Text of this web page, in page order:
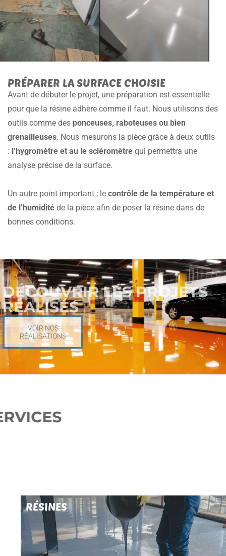
PRÉPARER LA SURFACE CHOISIE
Avant de débuter le projet, une préparation est essentielle
pour que la résine adhère comme il faut. Nous utilisons des
outils comme des ponceuses, raboteuses ou bien
grenailleuses. Nous mesurons la pièce grâce à deux outils
: l’hygromètre et au le scléromètre qui permettra une
analyse précise de la surface.
Un autre point important ; le contrôle de la température et
de l’humidité de la pièce afin de poser la résine dans de
bonnes conditions.
DÉCOUVRIR LES PROJETS
RÉALISÉS
VOIR NOS
RÉALISATIONS
NOS SERVICES
RÉSINES